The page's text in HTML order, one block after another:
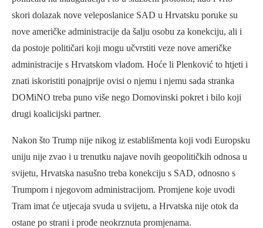
skori dolazak nove veleposlanice SAD u Hrvatsku poruke su
nove američke administracije da šalju osobu za konekciju, ali i
da postoje političari koji mogu učvrstiti veze nove američke
administracije s Hrvatskom vladom. Hoće li Plenković to htjeti i
znati iskoristiti ponajprije ovisi o njemu i njemu sada stranka
DOMiNO treba puno više nego Domovinski pokret i bilo koji
drugi koalicijski partner.
Nakon što Trump nije nikog iz establišmenta koji vodi Europsku
uniju nije zvao i u trenutku najave novih geopolitičkih odnosa u
svijetu, Hrvatska nasušno treba konekciju s SAD, odnosno s
Trumpom i njegovom administracijom. Promjene koje uvodi
Tram imat će utjecaja svuda u svijetu, a Hrvatska nije otok da
ostane po strani i prođe neokrznuta promjenama.